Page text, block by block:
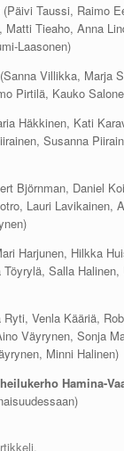
(Päivi Taussi, Raimo
Matti Tieaho, Anna
Laasonen)
Villikka, Marja
Pirtilä, Kauko
Häkkinen, Kati
Susanna
Björnman, Daniel
Lauri Lavikainen,
Harjunen, Hilkka
Salla
Venla Kääriä,
Väyrynen, Sonja
Minni Halinen)
Hamina-
.